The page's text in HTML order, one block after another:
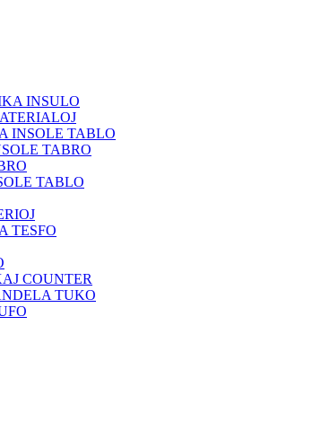
INSULO
INSOLE TABLO
TABRO
TABLO
TESFO
COUNTER
TUKO